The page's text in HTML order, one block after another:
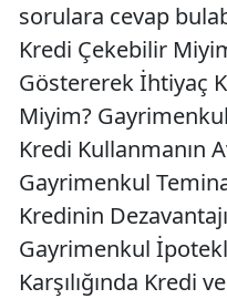
sorulara cevap
Kredi Çekebilir
Göstererek İhtiyaç
Miyim?
Kredi Kullanmanın
Gayrimenkul
Kredinin
Gayrimenkul
Karşılığında Kredi